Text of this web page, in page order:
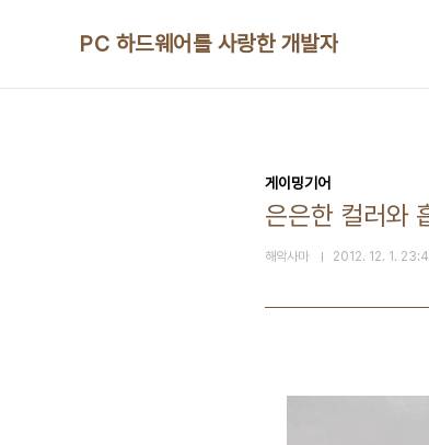
PC 하드웨어를 사랑한 개발자
게이밍기어
은은한 컬러와
해악사마 2012. 12. 1.